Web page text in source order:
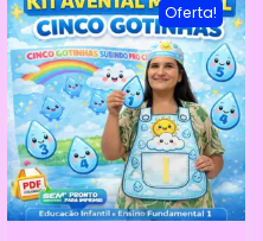
Oferta!